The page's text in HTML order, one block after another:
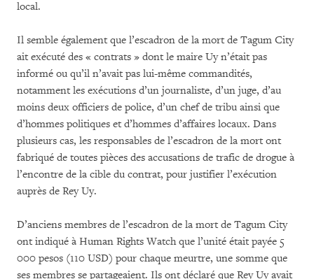
local.
Il semble également que l’escadron de la mort de Tagum City
ait exécuté des « contrats » dont le maire Uy n’était pas
informé ou qu’il n’avait pas lui-même commandités,
notamment les exécutions d’un journaliste, d’un juge, d’au
moins deux officiers de police, d’un chef de tribu ainsi que
d’hommes politiques et d’hommes d’affaires locaux. Dans
plusieurs cas, les responsables de l’escadron de la mort ont
fabriqué de toutes pièces des accusations de trafic de drogue à
l’encontre de la cible du contrat, pour justifier l’exécution
auprès de Rey Uy.
D’anciens membres de l’escadron de la mort de Tagum City
ont indiqué à Human Rights Watch que l’unité était payée 5
000 pesos (110 USD) pour chaque meurtre, une somme que
ses membres se partageaient. Ils ont déclaré que Rey Uy avait